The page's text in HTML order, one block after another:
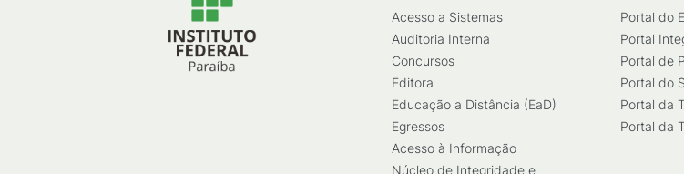
Acesso a Sistemas
Auditoria Interna
Concursos
Editora
Educação a Distância (EaD)
Egressos
Acesso à Informação
Núcleo de Integridade e
Portal do
Portal
Portal de
Portal do
Portal da
Portal da